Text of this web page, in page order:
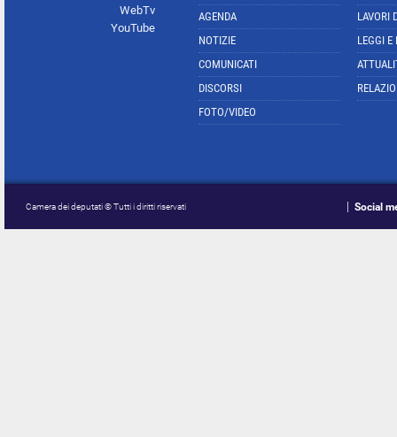
WebTv
YouTube
AGENDA
NOTIZIE
COMUNICATI
DISCORSI
FOTO/VIDEO
LAVORI
LEGGI E
Camera dei deputati © Tutti i diritti riservati Social